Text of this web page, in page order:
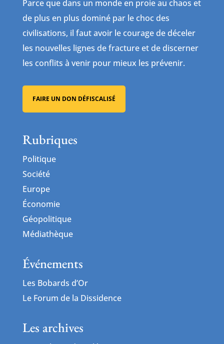
Parce que dans un monde en proie au chaos et
de plus en plus dominé par le choc des
civilisations, il faut avoir le courage de déceler
les nouvelles lignes de fracture et de discerner
les conflits à venir pour mieux les prévenir.
FAIRE UN DON DÉFISCALISÉ
Rubriques
Politique
Société
Europe
Économie
Géopolitique
Médiathèque
Événements
Les Bobards d’Or
Le Forum de la Dissidence
Les archives